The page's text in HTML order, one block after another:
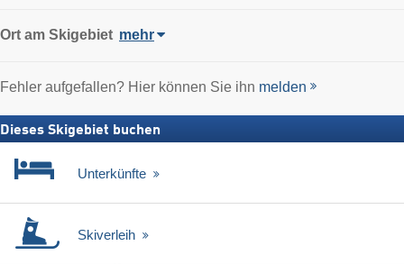
Ort am Skigebiet mehr
Fehler aufgefallen? Hier können Sie ihn melden
Dieses Skigebiet buchen
Unterkünfte
Skiverleih